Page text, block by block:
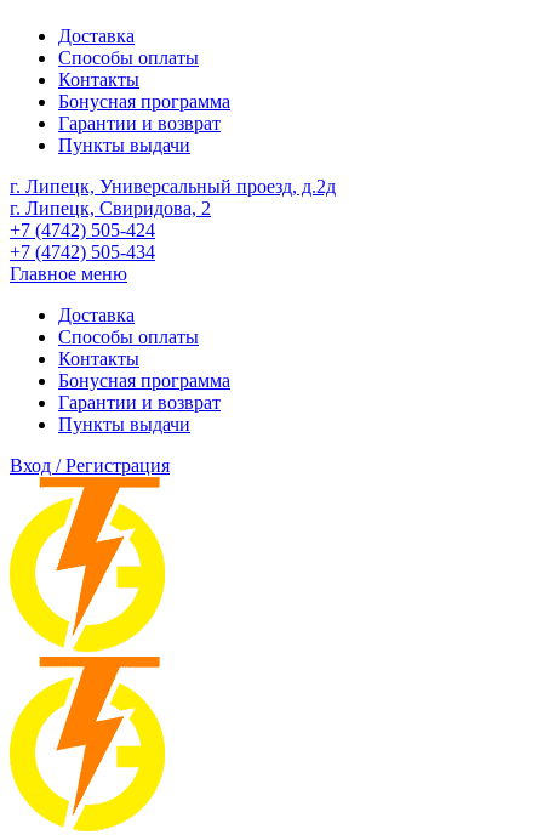
Доставка
Способы оплаты
Контакты
Бонусная программа
Гарантии и возврат
Пункты выдачи
г. Липецк, Универсальный проезд, д.2д
г. Липецк, Свиридова, 2
+7 (4742) 505-424
+7 (4742) 505-434
Главное меню
Доставка
Способы оплаты
Контакты
Бонусная программа
Гарантии и возврат
Пункты выдачи
Вход / Регистрация